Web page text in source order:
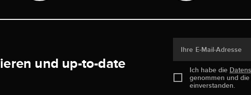
und up-to-date
Ihre E-Mail-Adresse
Ich habe die
genommen und die
einverstanden.